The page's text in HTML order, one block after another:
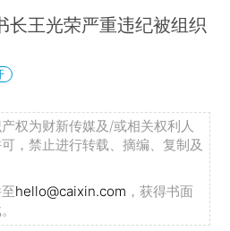
长王光荣严重违纪被组织
权为财新传媒及/或相关权利人
，禁止进行转载、摘编、复制及
hello@caixin.com ，获得书面